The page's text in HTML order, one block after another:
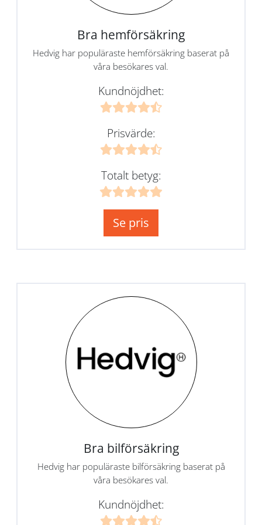
Bra hemförsäkring
Hedvig har populäraste hemförsäkring baserat på
våra besökares val.
Kundnöjdhet:
Prisvärde:
Totalt betyg:
Se pris
Bra bilförsäkring
Hedvig har populäraste bilförsäkring baserat på
våra besökares val.
Kundnöjdhet: